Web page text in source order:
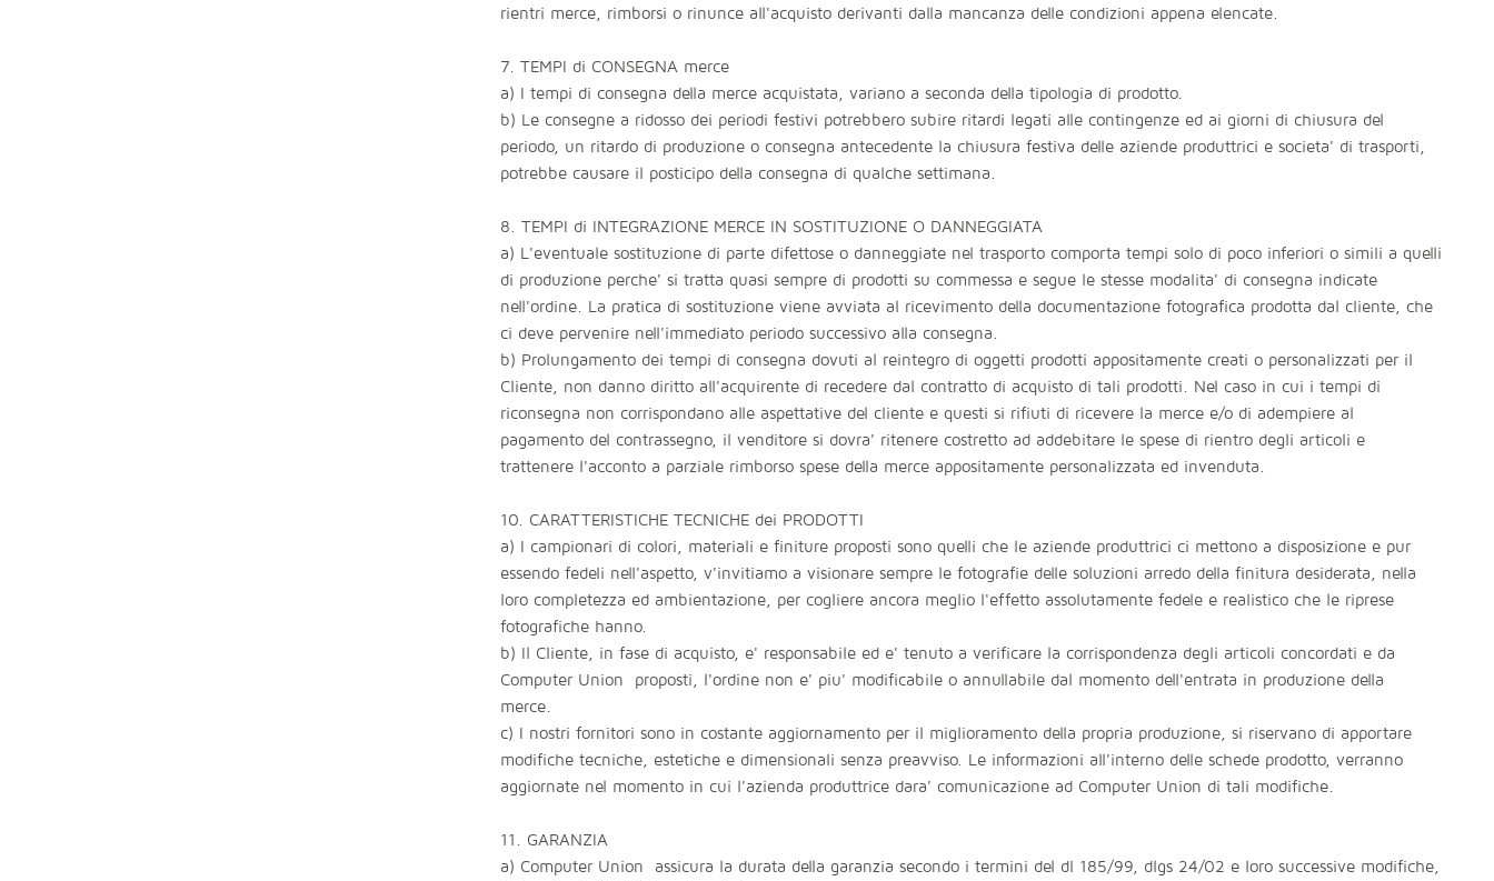
rientri merce, rimborsi o rinunce all'acquisto derivanti dalla mancanza delle condizioni appena elencate.
7. TEMPI di CONSEGNA merce
a) I tempi di consegna della merce acquistata, variano a seconda della tipologia di prodotto.
b) Le consegne a ridosso dei periodi festivi potrebbero subire ritardi legati alle contingenze ed ai giorni di chiusura del
periodo, un ritardo di produzione o consegna antecedente la chiusura festiva delle aziende produttrici e societa' di trasporti,
potrebbe causare il posticipo della consegna di qualche settimana.
8. TEMPI di INTEGRAZIONE MERCE IN SOSTITUZIONE O DANNEGGIATA
a) L'eventuale sostituzione di parte difettose o danneggiate nel trasporto comporta tempi solo di poco inferiori o simili a quelli
di produzione perche' si tratta quasi sempre di prodotti su commessa e segue le stesse modalita' di consegna indicate
nell'ordine. La pratica di sostituzione viene avviata al ricevimento della documentazione fotografica prodotta dal cliente, che
ci deve pervenire nell'immediato periodo successivo alla consegna.
b) Prolungamento dei tempi di consegna dovuti al reintegro di oggetti prodotti appositamente creati o personalizzati per il
Cliente, non danno diritto all'acquirente di recedere dal contratto di acquisto di tali prodotti. Nel caso in cui i tempi di
riconsegna non corrispondano alle aspettative del cliente e questi si rifiuti di ricevere la merce e/o di adempiere al
pagamento del contrassegno, il venditore si dovra' ritenere costretto ad addebitare le spese di rientro degli articoli e
trattenere l'acconto a parziale rimborso spese della merce appositamente personalizzata ed invenduta.
10. CARATTERISTICHE TECNICHE dei PRODOTTI
a) I campionari di colori, materiali e finiture proposti sono quelli che le aziende produttrici ci mettono a disposizione e pur
essendo fedeli nell'aspetto, v'invitiamo a visionare sempre le fotografie delle soluzioni arredo della finitura desiderata, nella
loro completezza ed ambientazione, per cogliere ancora meglio l'effetto assolutamente fedele e realistico che le riprese
fotografiche hanno.
b) Il Cliente, in fase di acquisto, e' responsabile ed e' tenuto a verificare la corrispondenza degli articoli concordati e da
Computer Union proposti, l'ordine non e' piu' modificabile o annullabile dal momento dell'entrata in produzione della
merce.
c) I nostri fornitori sono in costante aggiornamento per il miglioramento della propria produzione, si riservano di apportare
modifiche tecniche, estetiche e dimensionali senza preavviso. Le informazioni all'interno delle schede prodotto, verranno
aggiornate nel momento in cui l'azienda produttrice dara' comunicazione ad Computer Union di tali modifiche.
11. GARANZIA
a) Computer Union assicura la durata della garanzia secondo i termini del dl 185/99, dlgs 24/02 e loro successive modifiche,